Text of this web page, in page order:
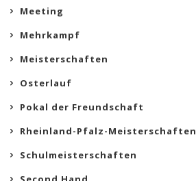
Meeting
Mehrkampf
Meisterschaften
Osterlauf
Pokal der Freundschaft
Rheinland-Pfalz-Meisterschaften
Schulmeisterschaften